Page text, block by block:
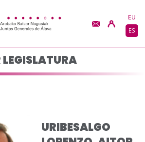
del
EU
ES
LEGISLATURA
URIBESALGO